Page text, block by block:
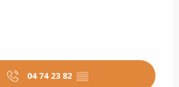
04 74 23 82 ▒▒